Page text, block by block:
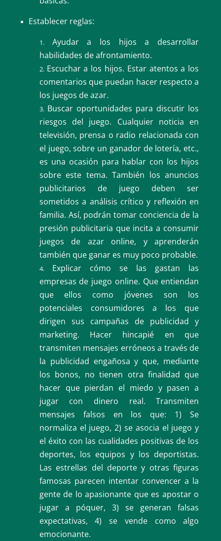
Establecer reglas:
Ayudar a los hijos a desarrollar
habilidades de afrontamiento.
Escuchar a los hijos. Estar atentos a los
comentarios que puedan hacer respecto a
los juegos de azar.
Buscar oportunidades para discutir los
riesgos del juego. Cualquier noticia en
televisión, prensa o radio relacionada con
el juego, sobre un ganador de lotería, etc.,
es una ocasión para hablar con los hijos
sobre este tema. También los anuncios
publicitarios de juego deben ser
sometidos a análisis crítico y reflexión en
familia. Así, podrán tomar conciencia de la
presión publicitaria que incita a consumir
juegos de azar online, y aprenderán
también que ganar es muy poco probable.
Explicar cómo se las gastan las
empresas de juego online. Que entiendan
que ellos como jóvenes son los
potenciales consumidores a los que
dirigen sus campañas de publicidad y
marketing. Hacer hincapié en que
transmiten mensajes erróneos a través de
la publicidad engañosa y que, mediante
los bonos, no tienen otra finalidad que
hacer que pierdan el miedo y pasen a
jugar con dinero real. Transmiten
mensajes falsos en los que: 1) Se
normaliza el juego, 2) se asocia el juego y
el éxito con las cualidades positivas de los
deportes, los equipos y los deportistas.
Las estrellas del deporte y otras figuras
famosas parecen intentar convencer a la
gente de lo apasionante que es apostar o
jugar a póquer, 3) se generan falsas
expectativas, 4) se vende como algo
emocionante.